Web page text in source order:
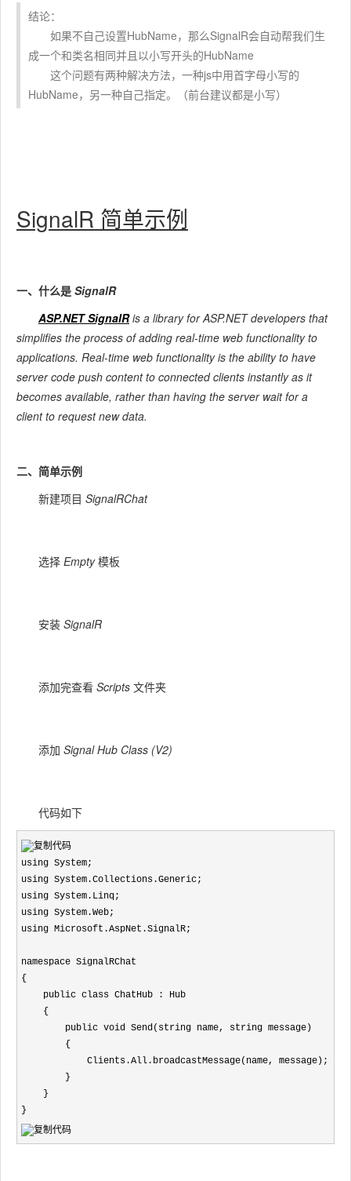
结论：
如果不自己设置HubName，那么SignalR会自动帮我们生
成一个和类名相同并且以小写开头的HubName
这个问题有两种解决方法，一种js中用首字母小写的
HubName，另一种自己指定。（前台建议都是小写）
SignalR 简单示例
一、什么是 SignalR
ASP.NET SignalRis a library for ASP.NET developers that
simplifies the process of adding real-time web functionality to
applications. Real-time web functionality is the ability to have
server code push content to connected clients instantly as it
becomes available, rather than having the server wait for a
client to request new data.
二、简单示例
新建项目 SignalRChat
选择 Empty模板
安装 SignalR
添加完查看 Scripts 文件夹
添加 Signal Hub Class (V2)
代码如下
using System;
using System.Collections.Generic;
using System.Linq;
using System.Web;
using Microsoft.AspNet.SignalR;
namespace SignalRChat
{
}